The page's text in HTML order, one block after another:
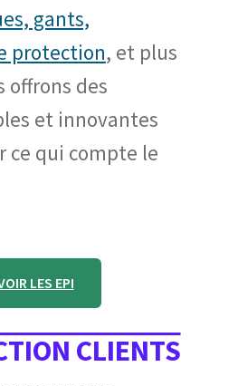
gants,
protection, et plus
offrons des
et innovantes
ce qui compte le
LES EPI
CLIENTS